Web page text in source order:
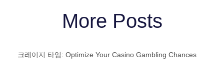
More Posts
크레이지 타임: Optimize Your Casino Gambling Chances